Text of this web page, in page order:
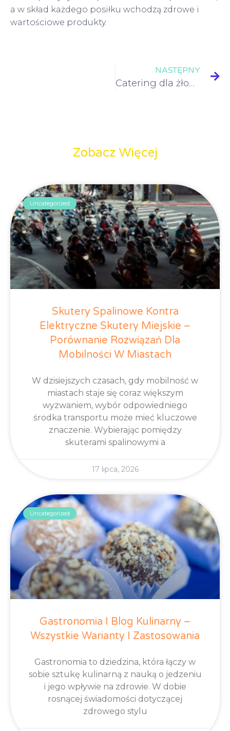
a w skład każdego posiłku wchodzą zdrowe i
wartościowe produkty.
NASTĘPNY
Catering dla żłobka Poznań – czy warto?
Zobacz Więcej
Uncategorized
Skutery Spalinowe Kontra
Elektryczne Skutery Miejskie –
Porównanie Rozwiązań Dla
Mobilności W Miastach
W dzisiejszych czasach, gdy mobilność w
miastach staje się coraz większym
wyzwaniem, wybór odpowiedniego
środka transportu może mieć kluczowe
znaczenie. Wybierając pomiędzy
skuterami spalinowymi a
17 lipca, 2026
Uncategorized
Gastronomia I Blog Kulinarny –
Wszystkie Warianty I Zastosowania
Gastronomia to dziedzina, która łączy w
sobie sztukę kulinarną z nauką o jedzeniu
i jego wpływie na zdrowie. W dobie
rosnącej świadomości dotyczącej
zdrowego stylu